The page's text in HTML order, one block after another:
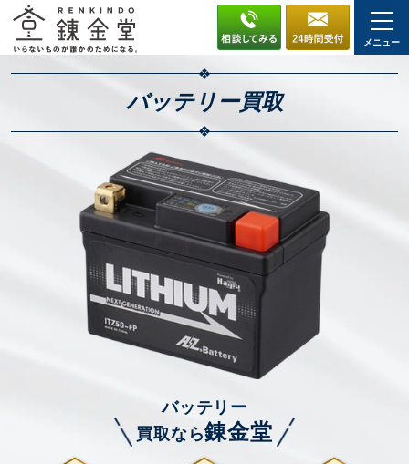
メニュー
バッテリー買取
バッテリー
買取なら錬金堂